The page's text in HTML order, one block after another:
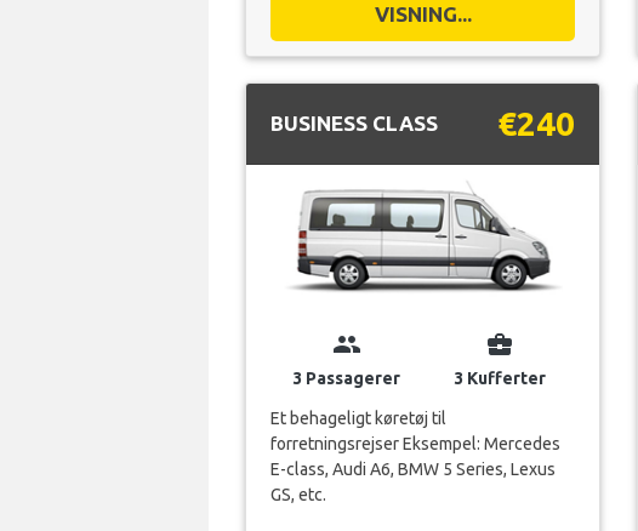
BUSINESS CLASS
group
3 Passagerer
business_center
3 Kufferter
forretningsrejser Eksempel: Mercedes
E-class, Audi A6, BMW 5 Series, Lexus
GS, etc.